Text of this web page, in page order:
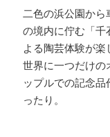
二色の浜公園か
の境内に佇む「千
よる陶芸体験が楽
世界に一つだけの
ップルでの記念
ったり。